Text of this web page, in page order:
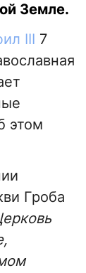
Земле.
III 7
этом
Гроба